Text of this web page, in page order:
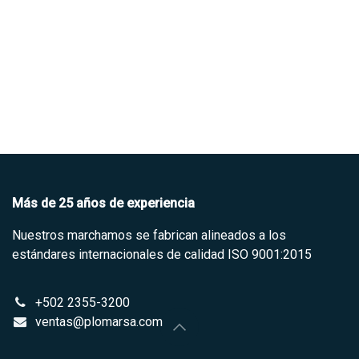
​Más de 25 años de experiencia
Nuestros marchamos se fabrican alineados a los
estándares internacionales de calidad ISO 9001:2015
+502 2355-3200
ventas@plomarsa.com